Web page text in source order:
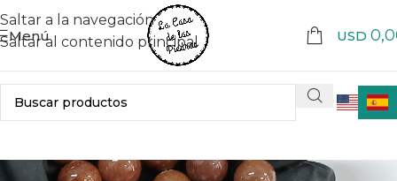
Saltar a la navegación
Saltar al contenido principal
Menú USD